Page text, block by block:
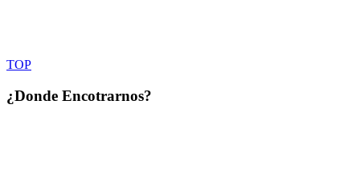
TOP
¿Donde Encotrarnos?